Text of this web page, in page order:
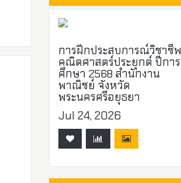
การฝึกประสบการณ์วิชาชีพ
คณิตศาสตร์ประยุกต์ ปีการ
ศึกษา 2568 สำนักงาน
พาณิชย์ จังหวัด
พระนครศรีอยุธยา
Jul 24, 2026